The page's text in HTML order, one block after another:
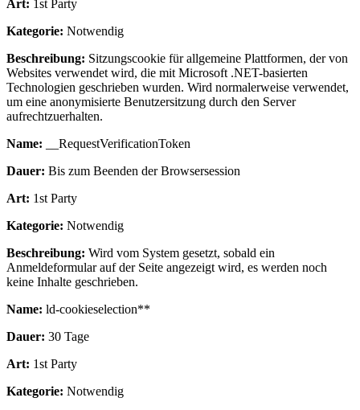
Art: 1st Party
Kategorie: Notwendig
Beschreibung: Sitzungscookie für allgemeine Plattformen, der von
Websites verwendet wird, die mit Microsoft .NET-basierten
Technologien geschrieben wurden. Wird normalerweise verwendet,
um eine anonymisierte Benutzersitzung durch den Server
aufrechtzuerhalten.
Name: __RequestVerificationToken
Dauer: Bis zum Beenden der Browsersession
Art: 1st Party
Kategorie: Notwendig
Beschreibung: Wird vom System gesetzt, sobald ein
Anmeldeformular auf der Seite angezeigt wird, es werden noch
keine Inhalte geschrieben.
Name: ld-cookieselection**
Dauer: 30 Tage
Art: 1st Party
Kategorie: Notwendig